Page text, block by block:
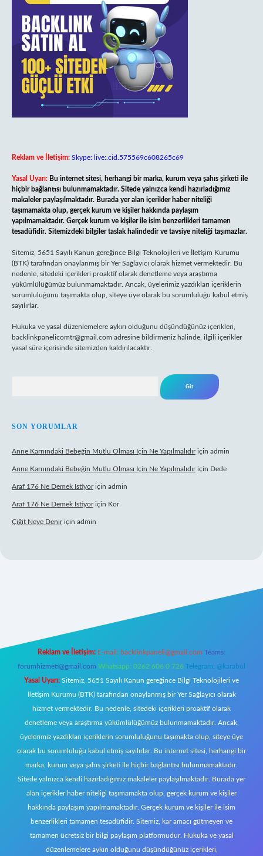
Reklam ve İletişim: Skype: live:.cid.575569c608265c69
Yasal Uyarı: Bu internet sitesi, herhangi bir marka, kurum veya şahıs şirketi ile
hiçbir bağlantısı bulunmamaktadır. Sitede yalnızca kendi hazırladığımız
makaleler paylaşılmaktadır. Burada yer alan içerikler haber niteliği
taşımamakta olup, gerçek kurum ve kişiler hakkında paylaşım
yapılmamaktadır. Gerçek kurum ve kişiler ile isim benzerlikleri tamamen
tesadüfidir. Sitemizdeki bilgiler taslak halindedir ve tavsiye niteliği taşımazlar.
Sitemiz, 5651 Sayılı Kanun gereğince Bilgi Teknolojileri ve İletişim Kurumu
(BTK) tarafından onaylanmış bir Yer Sağlayıcı olarak hizmet vermektedir. Bu
nedenle, sitedeki içerikleri proaktif olarak denetleme veya araştırma
yükümlülüğümüz bulunmamaktadır. Ancak, üyelerimiz yazdıkları içeriklerin
sorumluluğunu taşımakta olup, siteye üye olarak bu sorumluluğu kabul etmiş
sayılırlar.
Hukuka ve yasal düzenlemelere aykırı olduğunu düşündüğünüz içerikleri,
backlinkpanelicomtr@gmail.com adresine bildirmeniz halinde, ilgili içerikler
yasal süre içerisinde sitemizden kaldırılacaktır.
SON YORUMLAR
Anne Karnındaki Bebeğin Mutlu Olması Için Ne Yapılmalıdıriçin admin
Anne Karnındaki Bebeğin Mutlu Olması Için Ne Yapılmalıdıriçin Dede
Araf 176 Ne Demek Istiyoriçin admin
Araf 176 Ne Demek Istiyoriçin Kör
Çiğit Neye Deniriçin admin
Reklam ve İletişim: E-mail: backlinkpaneli@gmail.com Teams:
forumhizmeti@gmail.com Whatsapp: 0262 606 0 726 Telegram: @karabul
Yasal Uyarı: Sitemiz, 5651 Sayılı Kanun gereğince Bilgi Teknolojileri ve
İletişim Kurumu (BTK) tarafından onaylanmış bir Yer Sağlayıcı olarak
hizmet vermektedir. Bu nedenle, sitedeki içerikleri proaktif olarak
denetleme veya araştırma yükümlülüğümüz bulunmamaktadır. Ancak,
üyelerimiz yazdıkları içeriklerin sorumluluğunu taşımakta olup, siteye üye
olarak bu sorumluluğu kabul etmiş sayılırlar. Bu internet sitesi, herhangi bir
marka, kurum veya şahıs şirketi ile hiçbir bağlantısı bulunmamaktadır.
Sitede yalnızca kendi hazırladığımız makaleler paylaşılmaktadır. Burada yer
alan içerikler haber niteliği taşımamakta olup, gerçek kurum ve kişiler
hakkında paylaşım yapılmamaktadır. Gerçek kurum ve kişiler ile isim
benzerlikleri tamamen tesadüfidir. Sitemiz, kar amacı gütmeyen ve
tamamen ücretsiz bir bilgi paylaşım platformudur. Hukuka ve yasal
düzenlemelere aykırı olduğunu düşündüğünüz içerikleri,